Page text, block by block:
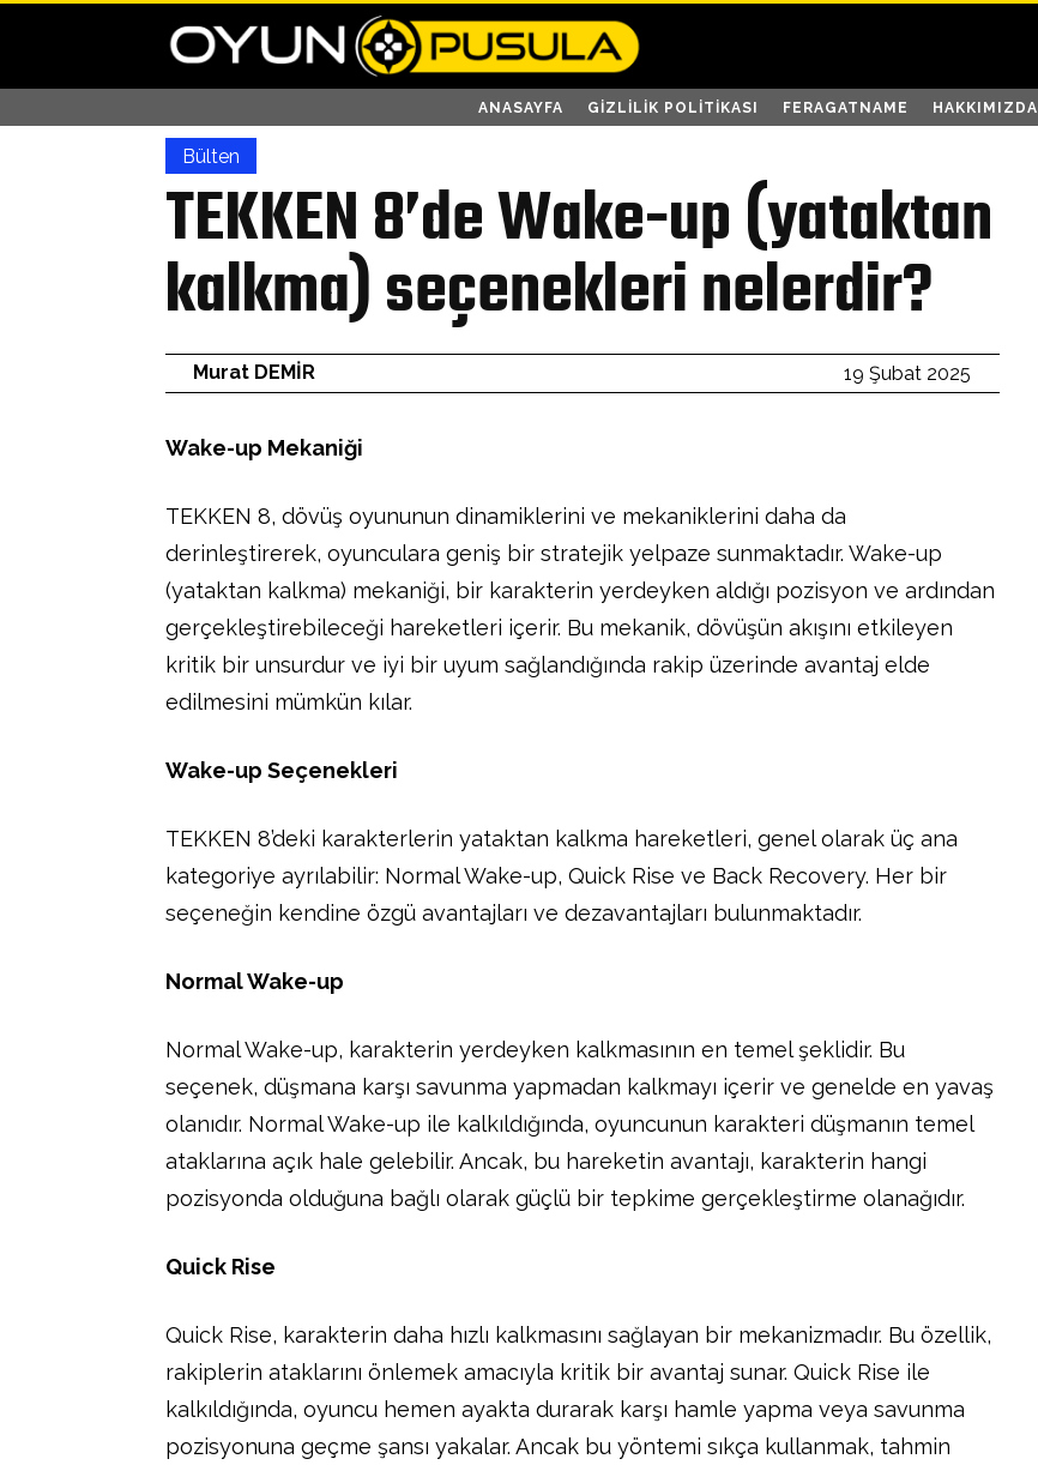
ANASAYFA GIZLILIK POLITIKASI FERAGATNAME HAKKIMIZDA
Bülten
TEKKEN 8’de Wake-up (yataktan
kalkma) seçenekleri nelerdir?
19 Şubat 2025
Murat DEMİR
Wake-up Mekaniği
TEKKEN 8, dövüş oyununun dinamiklerini ve mekaniklerini daha da
derinleştirerek, oyunculara geniş bir stratejik yelpaze sunmaktadır. Wake-up
(yataktan kalkma) mekaniği, bir karakterin yerdeyken aldığı pozisyon ve ardından
gerçekleştirebileceği hareketleri içerir. Bu mekanik, dövüşün akışını etkileyen
kritik bir unsurdur ve iyi bir uyum sağlandığında rakip üzerinde avantaj elde
edilmesini mümkün kılar.
Wake-up Seçenekleri
TEKKEN 8’deki karakterlerin yataktan kalkma hareketleri, genel olarak üç ana
kategoriye ayrılabilir: Normal Wake-up, Quick Rise ve Back Recovery. Her bir
seçeneğin kendine özgü avantajları ve dezavantajları bulunmaktadır.
Normal Wake-up
Normal Wake-up, karakterin yerdeyken kalkmasının en temel şeklidir. Bu
seçenek, düşmana karşı savunma yapmadan kalkmayı içerir ve genelde en yavaş
olanıdır. Normal Wake-up ile kalkıldığında, oyuncunun karakteri düşmanın temel
ataklarına açık hale gelebilir. Ancak, bu hareketin avantajı, karakterin hangi
pozisyonda olduğuna bağlı olarak güçlü bir tepkime gerçekleştirme olanağıdır.
Quick Rise
Quick Rise, karakterin daha hızlı kalkmasını sağlayan bir mekanizmadır. Bu özellik,
rakiplerin ataklarını önlemek amacıyla kritik bir avantaj sunar. Quick Rise ile
kalkıldığında, oyuncu hemen ayakta durarak karşı hamle yapma veya savunma
pozisyonuna geçme şansı yakalar. Ancak bu yöntemi sıkça kullanmak, tahmin